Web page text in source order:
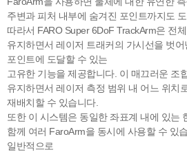
주변과 피처 내부에 숨겨진 포인트까지도
따라서 FARO Super 6DoF TrackArm은 전
유지하면서 레이저 트래커의 가시선을 벗
포인트에 도달할 수 있는
고유한 기능을 제공합니다. 이 매끄러운 조
유지하면서 레이저 측정 범위 내 어느 위치
재배치할 수 있습니다.
또한 이 시스템은 동일한 좌표계 내에 있는
함께 여러 FaroArm을 동시에 사용할 수 있
일반적으로